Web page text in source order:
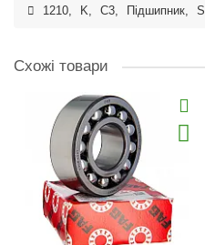
1210, K, C3, Підшипник,
Схожі товари